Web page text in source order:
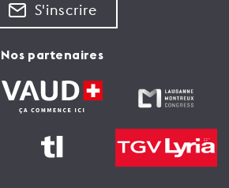
S'inscrire
Nos partenaires